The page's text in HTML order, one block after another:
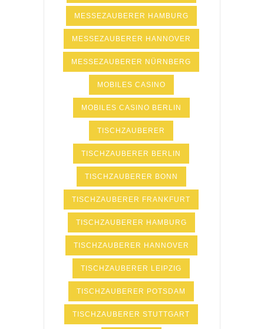
MESSEZAUBERER HAMBURG
MESSEZAUBERER HANNOVER
MESSEZAUBERER NÜRNBERG
MOBILES CASINO
MOBILES CASINO BERLIN
TISCHZAUBERER
TISCHZAUBERER BERLIN
TISCHZAUBERER BONN
TISCHZAUBERER FRANKFURT
TISCHZAUBERER HAMBURG
TISCHZAUBERER HANNOVER
TISCHZAUBERER LEIPZIG
TISCHZAUBERER POTSDAM
TISCHZAUBERER STUTTGART